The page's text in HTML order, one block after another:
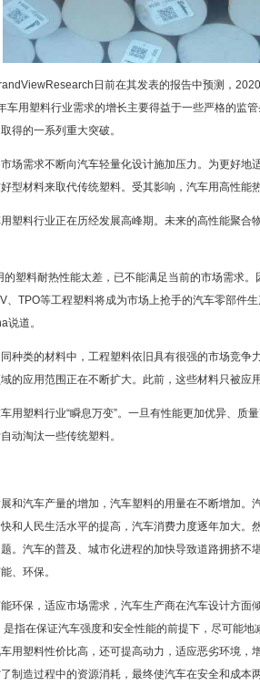
日前在其发表的报告中预测，
车用塑料行业需求的增长主要得益于一些严格的监
得的一系列重大突破。
场需求不断向汽车轻量化设计施加压力。为更好地
型材料来取代传统塑料。受其影响，汽车用高性能
塑料行业正在历经发展高峰期。未来的高性能聚合
的塑料耐热性能太差，已不能满足当前的市场需求
、TPO等工程塑料将成为市场上抢手的汽车零部件
说道。
种类的材料中，工程塑料依旧具有很强的市场竞
的应用范围正在不断扩大。此前，这些材料只被应
用塑料行业“瞬息万变”。一旦有性能更加优异、质
动淘汰一些传统塑料。
和汽车产量的增加，汽车塑料的用量在不断增加。
和人民生活水平的提高，汽车消费力度逐年加大。
。汽车的普及、城市化进程的加快导致道路拥挤不
、环保。
环保，适应市场需求，汽车生产商在汽车设计方面
指在保证汽车强度和安全性能的前提下，尽可能
用塑料性价比高，还可提高动力，适应恶劣环境，
制造过程中的资源消耗，最终使汽车在安全和成本